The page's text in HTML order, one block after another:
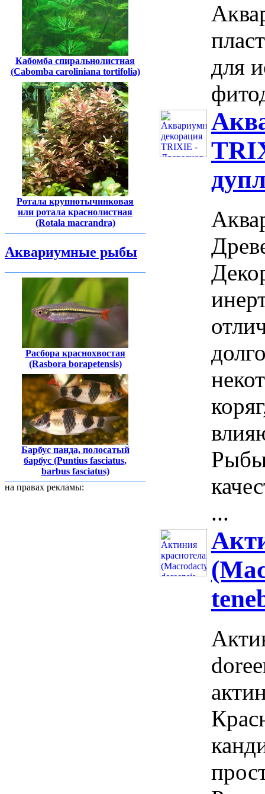
Кабомба спиральнолистная
(Cabomba caroliniana tortifolia)
Ротала крупнотычинковая
или ротала краснолистная
(Rotala macrandra)
Аквариумные рыбы
Расбора краснохвостая
(Rasbora borapetensis)
Барбус панда, полосатый
барбус (Puntius fasciatus,
barbus fasciatus)
на правах рекламы:
для
Рыбы
...